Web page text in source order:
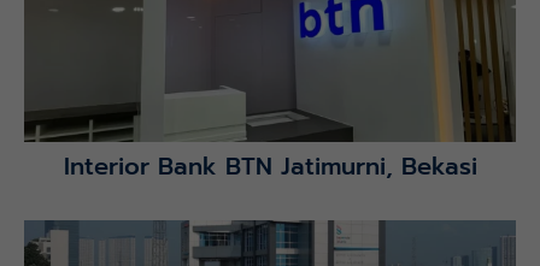
Interior Bank BTN Jatimurni, Bekasi
Lihat Detail Proyek